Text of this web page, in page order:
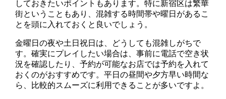
しておきたいポイントもあります。特に新宿区は繁華
街ということもあり、混雑する時間帯や曜日があるこ
とを頭に入れておくと良いでしょう。
金曜日の夜や土日祝日は、どうしても混雑しがちで
す。確実にプレイしたい場合は、事前に電話で空き状
況を確認したり、予約が可能なお店では予約を入れて
おくのがおすすめです。平日の昼間や夕方早い時間な
ら、比較的スムーズに利用できることが多いですよ。